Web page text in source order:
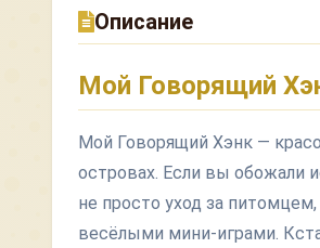
Описание
Мой Говорящий
Мой Говорящий Хэнк —
островах. Если вы обожали
не просто уход за
весёлыми мини-играми.